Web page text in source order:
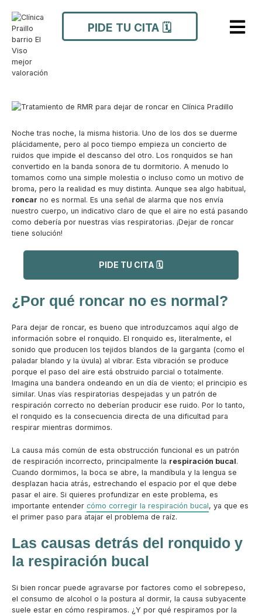
contenido
PIDE TU CITA 🗓️
Noche tras noche, la misma historia. Uno de los dos se duerme
plácidamente, pero al poco tiempo empieza un concierto de
ruidos que impide el descanso del otro. Los ronquidos se han
convertido en la banda sonora de tu dormitorio. A menudo lo
tomamos como una simple molestia o incluso como un motivo de
broma, pero la realidad es muy distinta. Aunque sea algo habitual,
roncar no es normal. Es una señal de alarma que nos envía
nuestro cuerpo, un indicativo claro de que el aire no está pasando
como debería por nuestras vías respiratorias. ¡Dejar de roncar
tiene solución!
PIDE TU CITA 🗓️
¿Por qué roncar no es normal?
Para dejar de roncar, es bueno que introduzcamos aquí algo de
información sobre el ronquido. El ronquido es, literalmente, el
sonido que producen los tejidos blandos de la garganta (como el
paladar blando y la úvula) al vibrar. Esta vibración se produce
porque el paso del aire está obstruido parcial o totalmente.
Imagina una bandera ondeando en un día de viento; el principio es
similar. Unas vías respiratorias despejadas y un patrón de
respiración correcto no deberían producir ese ruido. Por lo tanto,
el ronquido es la consecuencia directa de una dificultad para
respirar mientras dormimos.
La causa más común de esta obstrucción funcional es un patrón
de respiración incorrecto, principalmente la respiración bucal.
Cuando dormimos, la boca se abre, la mandíbula y la lengua se
desplazan hacia atrás, estrechando el espacio por el que debe
pasar el aire. Si quieres profundizar en este problema, es
importante entender cómo corregir la respiración bucal, ya que es
el primer paso para atajar el problema de raíz.
Las causas detrás del ronquido y
la respiración bucal
Si bien roncar puede agravarse por factores como el sobrepeso,
el consumo de alcohol o la postura al dormir, la causa subyacente
suele estar en cómo respiramos. ¿Y por qué respiramos por la
de
entradas